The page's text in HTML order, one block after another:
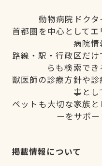
動物病院ドクタ
首都圏を中心として
病院情
路線・駅・行政区だ
らも検索でき
獣医師の診療方針や
事とし
ペットも大切な家族
ーをサポー
掲載情報について